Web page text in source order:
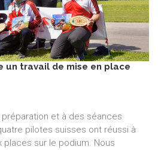
un travail de mise en place
et à des séances
pilotes suisses ont réussi à
sur le podium. Nous